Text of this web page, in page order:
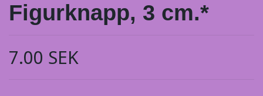
Figurknapp, 3 cm.*
7.00 SEK